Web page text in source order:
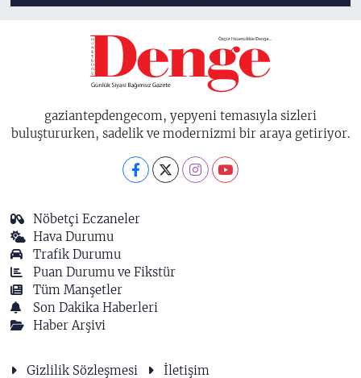
gaziantepdengecom, yepyeni temasıyla sizleri
buluştururken, sadelik ve modernizmi bir araya getiriyor.
Nöbetçi Eczaneler
Hava Durumu
Trafik Durumu
Puan Durumu ve Fikstür
Tüm Manşetler
Son Dakika Haberleri
Haber Arşivi
Gizlilik Sözleşmesi İletişim